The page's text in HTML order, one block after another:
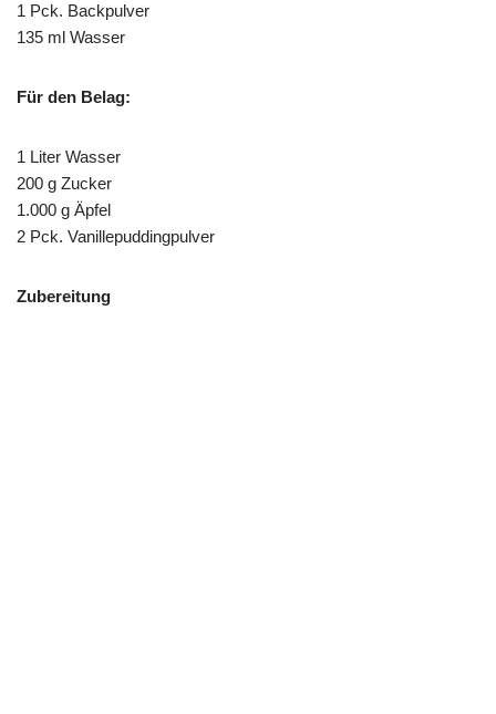
1 Pck. Backpulver
135 ml Wasser
Für den Belag:
1 Liter Wasser
200 g Zucker
1.000 g Äpfel
2 Pck. Vanillepuddingpulver
Zubereitung